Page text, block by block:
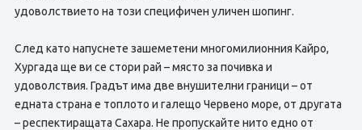
удоволствието на този специфичен уличен шопинг.
След като напуснете зашеметени многомилионния Кайро,
Хургада ще ви се стори рай – място за почивка и
удоволствия. Градът има две внушителни граници – от
едната страна е топлото и галещо Червено море, от другата
– респектиращата Сахара. Не пропускайте нито едно от